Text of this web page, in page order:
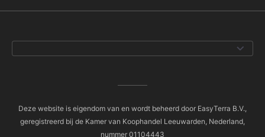
Deze website is eigendom van en wordt beheerd door EasyTerra B.V.,
geregistreerd bij de Kamer van Koophandel Leeuwarden, Nederland,
nummer 01104443